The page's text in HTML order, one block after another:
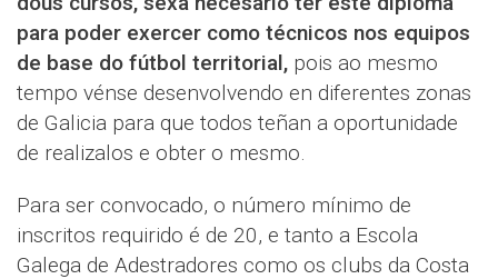
para poder exercer como técnicos nos equipos
de base do fútbol territorial, pois ao mesmo
tempo vénse desenvolvendo en diferentes zonas
de Galicia para que todos teñan a oportunidade
de realizalos e obter o mesmo.
Para ser convocado, o número mínimo de
inscritos requirido é de 20, e tanto a Escola
Galega de Adestradores como os clubs da Costa